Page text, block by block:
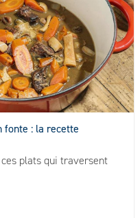
fonte : la recette
plats qui traversent